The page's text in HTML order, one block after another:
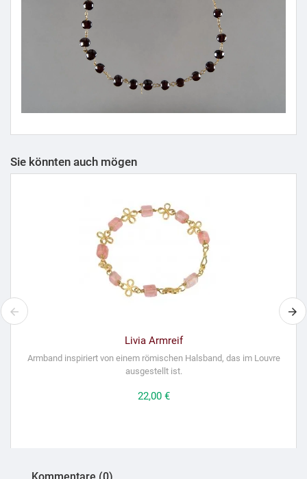
Sie könnten auch mögen
Livia Armreif
Armband inspiriert von einem römischen Halsband, das im Louvre
ausgestellt ist.
Preis
22,00 €